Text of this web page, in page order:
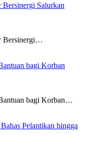
Bersinergi Salurkan
Bersinergi…
bagi Korban
bagi Korban…
Pelantikan hingga